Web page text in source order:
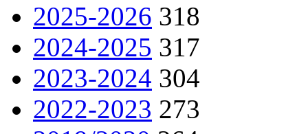
2025-2026 318
2024-2025 317
2023-2024 304
2022-2023 273